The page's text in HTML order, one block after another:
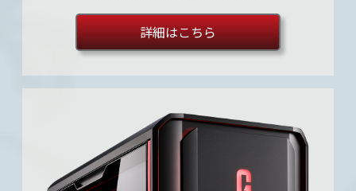
詳細はこちら